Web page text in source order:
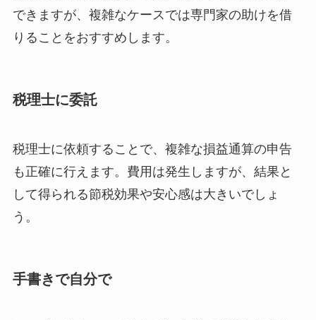
できますが、複雑なケースでは専門家の助けを借
りることをおすすめします。
税理士に委託
税理士に依頼することで、複雑な損益通算の申告
も正確に行えます。費用は発生しますが、結果と
して得られる節税効果や安心感は大きいでしょ
う。
手書きで自分で